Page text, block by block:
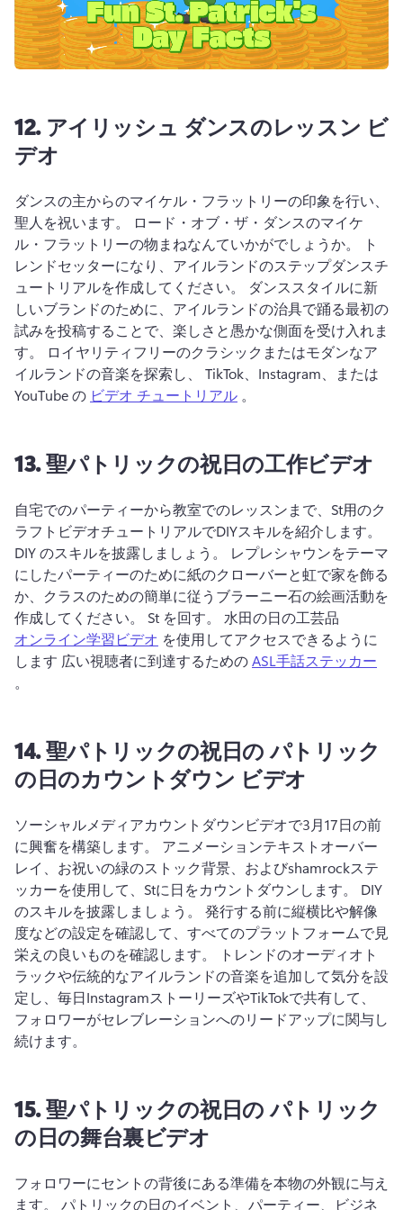
12. アイリッシュ ダンスのレッスン ビ
デオ
ダンスの主からのマイケル・フラットリーの印象を行い、
聖人を祝います。
ロード・オブ・ザ・ダンスのマイケ
ル・フラットリーの物まねなんていかがでしょうか。
ト
レンドセッターになり、アイルランドのステップダンスチ
ュートリアルを作成してください。 ダンススタイルに新
しいブランドのために、アイルランドの治具で踊る最初の
試みを投稿することで、楽しさと愚かな側面を受け入れま
す。
ロイヤリティフリーのクラシックまたはモダンなア
イルランドの音楽を探索し、 TikTok、Instagram、または
YouTube の ビデオ チュートリアル 。
13.聖パトリックの祝日の工作ビデオ
自宅でのパーティーから教室でのレッスンまで、St用のク
DIY のスキルを披露しましょう。 レプレシャウンをテーマ
にしたパーティーのために紙のクローバーと虹で家を飾る
か、クラスのための簡単に従うブラーニー石の絵画活動を
作成してください。 St を回す。 水田の日の工芸品
オンライン学習ビデオ を使用してアクセスできるように
します 広い視聴者に到達するための ASL手話ステッカー
。
14.聖パトリックの祝日のパトリック
の日のカウントダウン ビデオ
ソーシャルメディアカウントダウンビデオで3月17日の前
に興奮を構築します。 アニメーションテキストオーバー
レイ、お祝いの緑のストック背景、およびshamrockステ
ッカーを使用して、Stに日をカウントダウンします。 DIY
のスキルを披露しましょう。 発行する前に縦横比や解像
度などの設定を確認して、すべてのプラットフォームで見
栄えの良いものを確認します。
トレンドのオーディオト
ラックや伝統的なアイルランドの音楽を追加して気分を設
定し、毎日InstagramストーリーズやTikTokで共有して、
フォロワーがセレブレーションへのリードアップに関与し
続けます。
15.聖パトリックの祝日のパトリック
の日の舞台裏ビデオ
フォロワーにセントの背後にある準備を本物の外観に与え
ます。 パトリックの日のイベント、パーティー、ビジネ